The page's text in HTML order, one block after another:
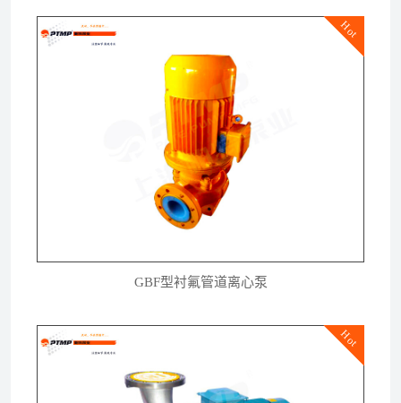
Hot
GBF型衬氟管道离心泵
Hot